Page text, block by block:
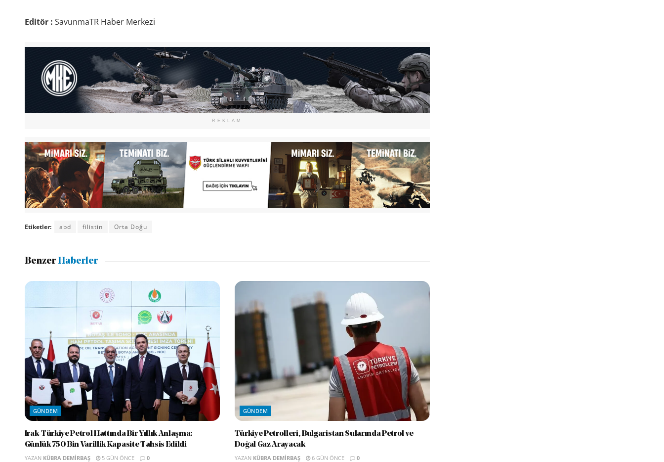
Editör : SavunmaTR Haber Merkezi
REKLAM
Etiketler: abd filistin Orta Doğu
BenzerHaberler
GÜNDEM
Irak-Türkiye Petrol Hattında Bir Yıllık Anlaşma:
Günlük 750 Bin Varillik Kapasite Tahsis Edildi
YAZAN KÜBRA DEMIRBAŞ 5 GÜN ÖNCE 0
GÜNDEM
Türkiye Petrolleri, Bulgaristan Sularında Petrol ve
Doğal Gaz Arayacak
YAZAN KÜBRA DEMIRBAŞ 6 GÜN ÖNCE 0